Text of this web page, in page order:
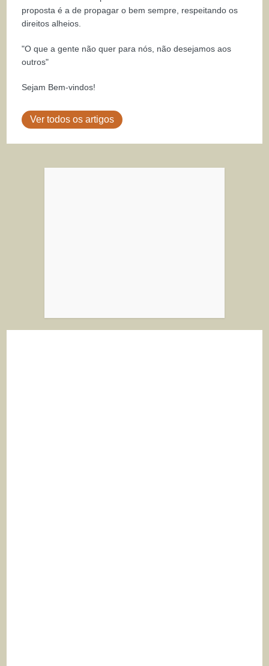
proposta é a de propagar o bem sempre, respeitando os
direitos alheios.
"O que a gente não quer para nós, não desejamos aos
outros"
Sejam Bem-vindos!
Ver todos os artigos